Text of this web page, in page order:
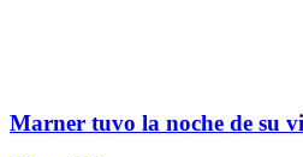
Marner tuvo la noche de su